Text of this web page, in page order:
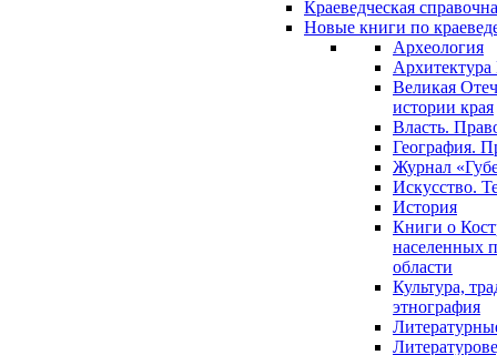
Краеведческая
Новые книги по
Археология
Архитектура
Великая
истории края
Власть.
География.
Журнал
Искусство.
История
Книги о
населенных
области
Культура,
этнография